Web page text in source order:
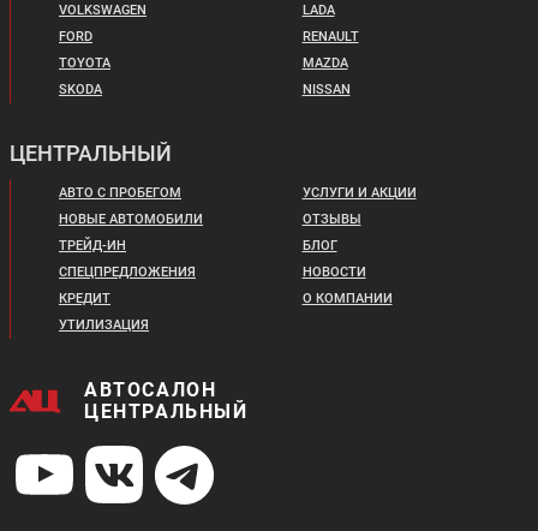
VOLKSWAGEN
FORD
TOYOTA
SKODA
LADA
RENAULT
MAZDA
NISSAN
ЦЕНТРАЛЬНЫЙ
АВТО С ПРОБЕГОМ
НОВЫЕ АВТОМОБИЛИ
ТРЕЙД-ИН
СПЕЦПРЕДЛОЖЕНИЯ
КРЕДИТ
УТИЛИЗАЦИЯ
УСЛУГИ И АКЦИИ
ОТЗЫВЫ
БЛОГ
НОВОСТИ
О КОМПАНИИ
АВТОСАЛОН
ЦЕНТРАЛЬНЫЙ